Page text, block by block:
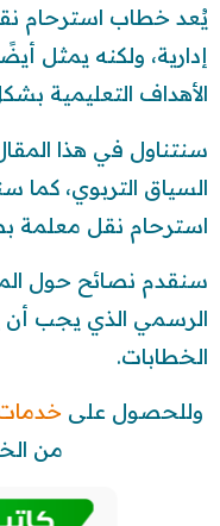
يُعد خطاب استرحام
إدارية، ولكنه يمثل
الأهداف التعليمية
سنتناول في هذا
السياق التربوي،
استرحام نقل معلمة
سنقدم نصائح حول
الرسمي الذي يجب أن
الخطابات.
وللحصول على خدمات
من